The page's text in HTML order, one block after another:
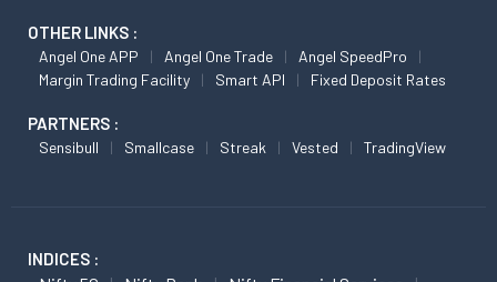
OTHER LINKS :
Angel One APP Angel One Trade
Angel SpeedPro
Margin Trading Facility
Smart API Fixed Deposit Rates
PARTNERS :
Sensibull Smallcase Streak Vested TradingView
INDICES :